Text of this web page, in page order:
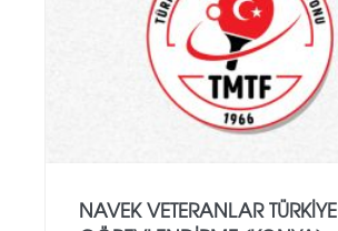
NAVEK VETERANLAR